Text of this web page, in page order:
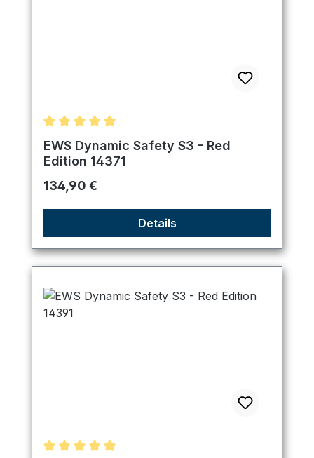
Durchschnittliche Bewertung von 5 von 5 Sternen
EWS Dynamic Safety S3 - Red
Edition 14371
Regulärer Preis:
134,90 €
Details